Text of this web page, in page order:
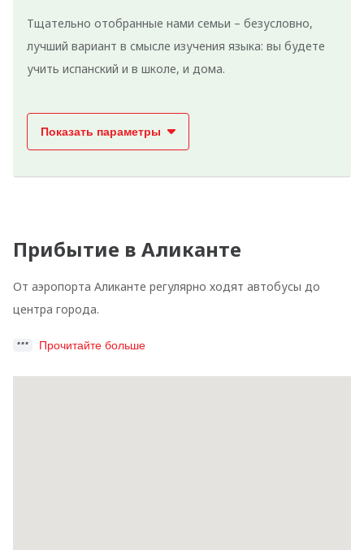
Тщательно отобранные нами семьи – безусловно,
лучший вариант в смысле изучения языка: вы будете
учить испанский и в школе, и дома.
Показать параметры
Прибытие в Аликанте
От аэропорта Аликанте регулярно ходят автобусы до
центра города.
Прочитайте больше